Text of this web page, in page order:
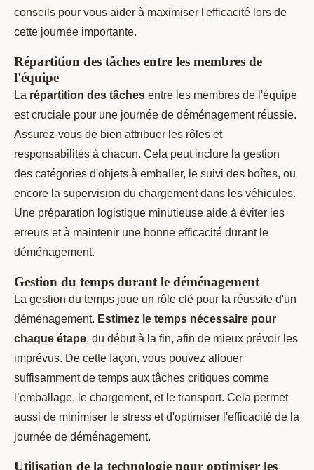
conseils pour vous aider à maximiser l'efficacité lors de
cette journée importante.
Répartition des tâches entre les membres de
l'équipe
La répartition des tâches entre les membres de l'équipe
est cruciale pour une journée de déménagement réussie.
Assurez-vous de bien attribuer les rôles et
responsabilités à chacun. Cela peut inclure la gestion
des catégories d'objets à emballer, le suivi des boîtes, ou
encore la supervision du chargement dans les véhicules.
Une préparation logistique minutieuse aide à éviter les
erreurs et à maintenir une bonne efficacité durant le
déménagement.
Gestion du temps durant le déménagement
La gestion du temps joue un rôle clé pour la réussite d'un
déménagement. Estimez le temps nécessaire pour
chaque étape, du début à la fin, afin de mieux prévoir les
imprévus. De cette façon, vous pouvez allouer
suffisamment de temps aux tâches critiques comme
l’emballage, le chargement, et le transport. Cela permet
aussi de minimiser le stress et d'optimiser l'efficacité de la
journée de déménagement.
Utilisation de la technologie pour optimiser les